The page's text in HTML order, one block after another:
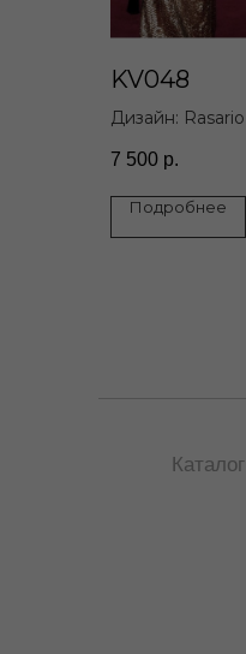
KV048
Дизайн: Rasario
7 500 р.
Подробнее
Каталог